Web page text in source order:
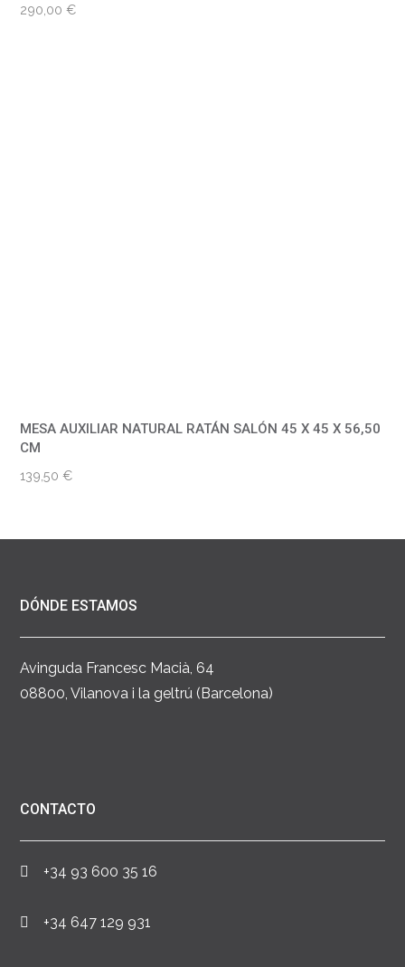
290,00€
MESA AUXILIAR NATURAL RATÁN SALÓN 45 X 45 X 56,50
CM
139,50€
DÓNDE ESTAMOS
Avinguda Francesc Macià, 64
08800, Vilanova i la geltrú (Barcelona)
CONTACTO
+34 93 600 35 16
+34 647 129 931